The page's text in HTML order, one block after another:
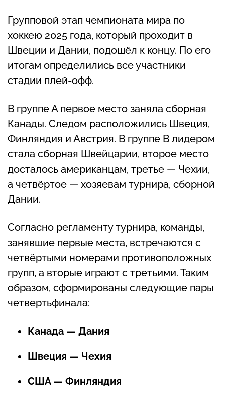
Групповой этап чемпионата мира по
хоккею 2025 года, который проходит в
Швеции и Дании, подошёл к концу. По его
итогам определились все участники
стадии плей-офф.
В группе А первое место заняла сборная
Канады. Следом расположились Швеция,
Финляндия и Австрия. В группе B лидером
стала сборная Швейцарии, второе место
досталось американцам, третье — Чехии,
а четвёртое — хозяевам турнира, сборной
Дании.
Согласно регламенту турнира, команды,
занявшие первые места, встречаются с
четвёртыми номерами противоположных
групп, а вторые играют с третьими. Таким
образом, сформированы следующие пары
четвертьфинала:
Канада — Дания
Швеция — Чехия
США — Финляндия